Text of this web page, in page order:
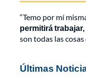
“Temo por mí
permitirá
son todas las
Últimas